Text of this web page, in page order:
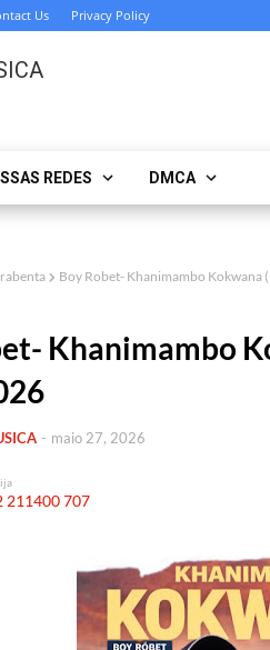
Us Privacy Policy
REDES DMCA
Boy Robet- Khanimambo Kokwana
Khanimambo
- maio 27, 2026